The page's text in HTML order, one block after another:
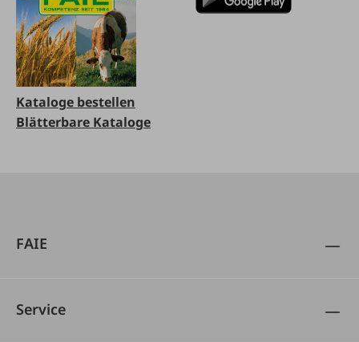
Kataloge bestellen
Blätterbare Kataloge
FAIE
Service